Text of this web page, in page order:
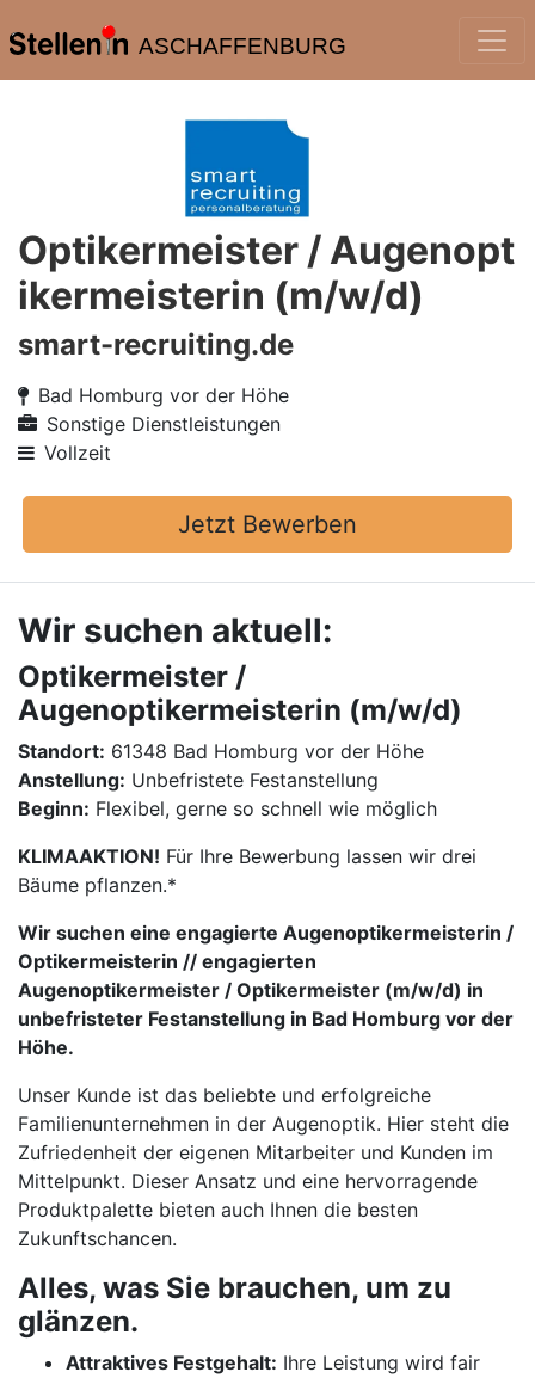
ASCHAFFENBURG
Optikermeister / Augenopt
ikermeisterin (m/w/d)
smart-recruiting.de
Bad Homburg vor der Höhe
Sonstige Dienstleistungen
Vollzeit
Jetzt Bewerben
Wir suchen aktuell:
Optikermeister /
Augenoptikermeisterin (m/w/d)
Standort: 61348 Bad Homburg vor der Höhe
Anstellung: Unbefristete Festanstellung
Beginn: Flexibel, gerne so schnell wie möglich
KLIMAAKTION! Für Ihre Bewerbung lassen wir drei
Bäume pflanzen.*
Wir suchen eine engagierte Augenoptikermeisterin /
Optikermeisterin // engagierten
Augenoptikermeister / Optikermeister (m/w/d) in
unbefristeter Festanstellung in Bad Homburg vor der
Höhe.
Unser Kunde ist das beliebte und erfolgreiche
Familienunternehmen in der Augenoptik. Hier steht die
Zufriedenheit der eigenen Mitarbeiter und Kunden im
Mittelpunkt. Dieser Ansatz und eine hervorragende
Produktpalette bieten auch Ihnen die besten
Zukunftschancen.
Alles, was Sie brauchen, um zu
glänzen.
Attraktives Festgehalt: Ihre Leistung wird fair